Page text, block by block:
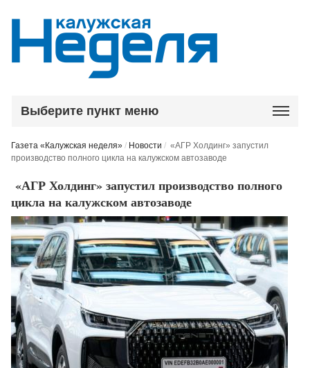
Выберите пункт меню
Газета «Калужская неделя» / Новости / «АГР Холдинг» запустил
производство полного цикла на калужском автозаводе
«АГР Холдинг» запустил производство полного
цикла на калужском автозаводе